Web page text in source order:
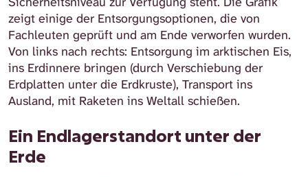
zeigt einige der Entsorgungsoptionen, die von
Fachleuten geprüft und am Ende verworfen wurden.
Von links nach rechts: Entsorgung im arktischen Eis,
ins Erdinnere bringen (durch Verschiebung der
Erdplatten unter die Erdkruste), Transport ins
Ausland, mit Raketen ins Weltall schießen.
Ein Endlagerstandort unter der
Erde